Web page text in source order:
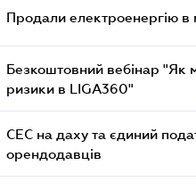
Продали електроенергію
Безкоштовний вебінар "Як
ризики в LIGA360"
СЕС на даху та єдиний
орендодавців